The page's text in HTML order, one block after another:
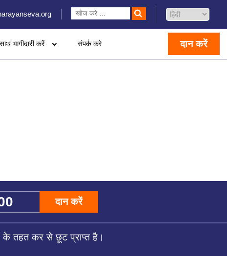
भागीदारी करें संपर्क करे दान करें
दान करें
के तहत कर से छूट प्राप्त है।